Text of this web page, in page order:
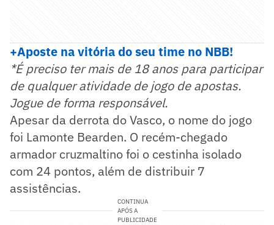
+Aposte na vitória do seu time no NBB!
*É preciso ter mais de 18 anos para participar
de qualquer atividade de jogo de apostas.
Jogue de forma responsável.
Apesar da derrota do Vasco, o nome do jogo
foi Lamonte Bearden. O recém-chegado
armador cruzmaltino foi o cestinha isolado
com 24 pontos, além de distribuir 7
assistências.
CONTINUA
APÓS A
PUBLICIDADE